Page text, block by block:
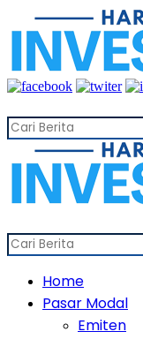
Home
Pasar Modal
Emiten